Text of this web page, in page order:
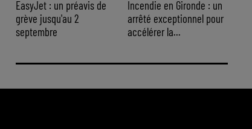
EasyJet : un préavis de
grève jusqu'au 2
septembre
Incendie en Gironde : un
arrêté exceptionnel pour
accélérer la...